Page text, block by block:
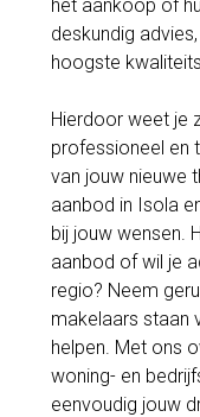
het aankoop of
deskundig
hoogste
Hierdoor weet je
professioneel en
van jouw nieuwe
aanbod in Isola
bij jouw wensen.
aanbod of wil je
regio? Neem
makelaars staan
helpen. Met ons
woning- en
eenvoudig jouw